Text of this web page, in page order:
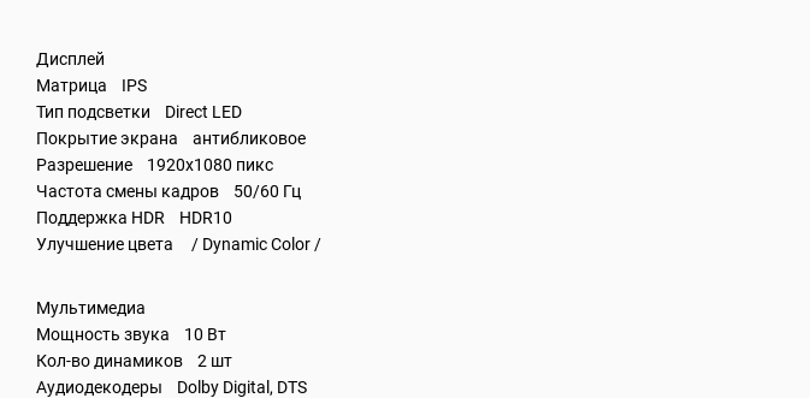
Дисплей
Матрица IPS
Тип подсветки Direct LED
Покрытие экрана антибликовое
Разрешение 1920x1080 пикс
Частота смены кадров 50/60 Гц
Поддержка HDR HDR10
Улучшение цвета / Dynamic Color /
Мультимедиа
Мощность звука 10 Вт
Кол-во динамиков 2 шт
Аудиодекодеры Dolby Digital, DTS